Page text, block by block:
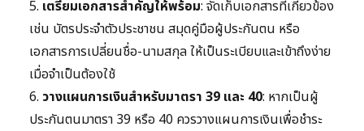
5. เตรียมเอกสารสำคัญให้พร้อม: จัดเก็บเอกสารที่เกี่ยวข้อง
เช่น บัตรประจำตัวประชาชน สมุดคู่มือผู้ประกันตน หรือ
เอกสารการเปลี่ยนชื่อ-นามสกุล ให้เป็นระเบียบและเข้าถึงง่าย
เมื่อจำเป็นต้องใช้
6. วางแผนการเงินสำหรับมาตรา 39 และ 40: หากเป็นผู้
ประกันตนมาตรา 39 หรือ 40 ควรวางแผนการเงินเพื่อชำระ